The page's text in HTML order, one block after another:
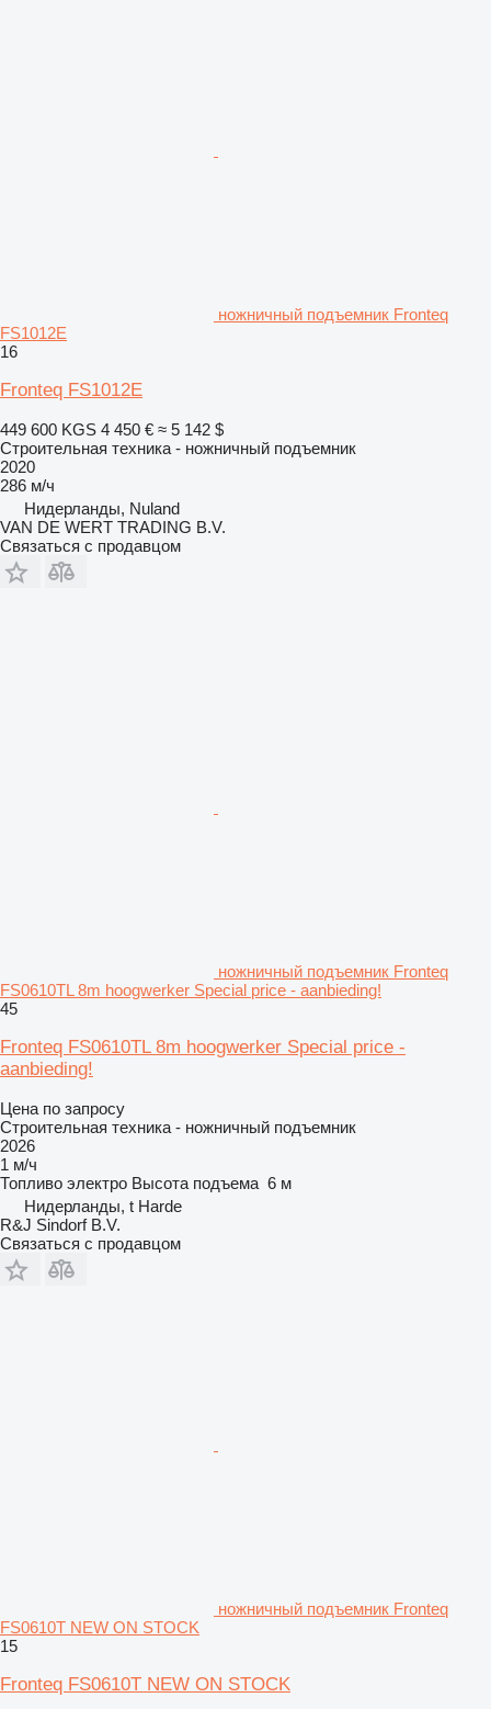
ножничный подъемник Fronteq
FS1012E
16
Fronteq FS1012E
449 600 KGS 4 450 € ≈ 5 142 $
Строительная техника - ножничный подъемник
2020
286 м/ч
Нидерланды, Nuland
VAN DE WERT TRADING B.V.
Связаться с продавцом
ножничный подъемник Fronteq
FS0610TL 8m hoogwerker Special price - aanbieding!
45
Fronteq FS0610TL 8m hoogwerker Special price -
aanbieding!
Цена по запросу
Строительная техника - ножничный подъемник
2026
1 м/ч
Топливо электро Высота подъема 6 м
Нидерланды, t Harde
R&J Sindorf B.V.
Связаться с продавцом
ножничный подъемник Fronteq
FS0610T NEW ON STOCK
15
Fronteq FS0610T NEW ON STOCK